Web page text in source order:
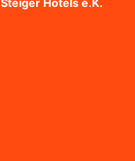
Steiger Hotels e.K.